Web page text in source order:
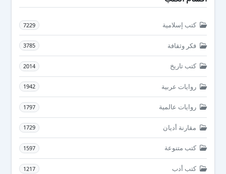
كتب إسلامية 7229
فكر وثقافة 3785
كتب تاريخ 2014
روايات عربية 1942
روايات عالمية 1797
مقارنة أديان 1729
كتب متنوعة 1597
كتب أدب 1217